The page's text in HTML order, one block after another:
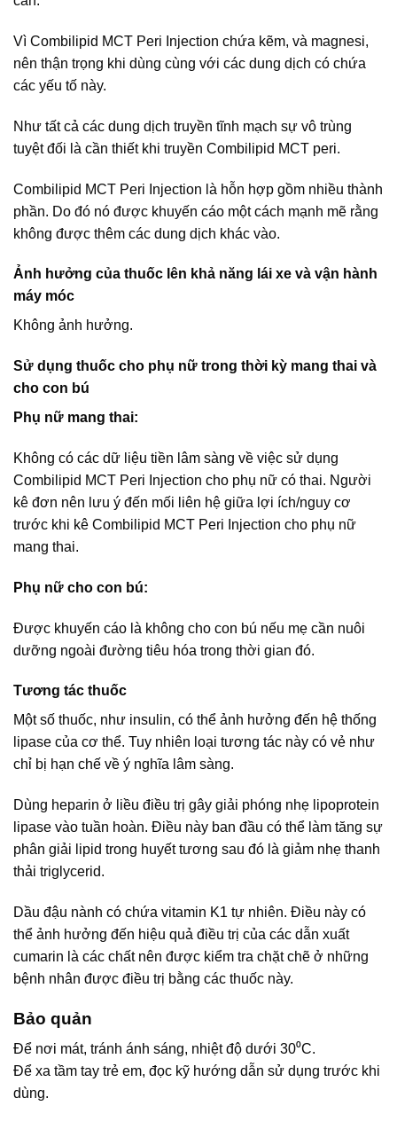
Vì Combilipid MCT Peri Injection chứa kẽm, và magnesi,
nên thận trọng khi dùng cùng với các dung dịch có chứa
các yếu tố này.
Như tất cả các dung dịch truyền tĩnh mạch sự vô trùng
tuyệt đối là cần thiết khi truyền Combilipid MCT peri.
Combilipid MCT Peri Injection là hỗn hợp gồm nhiều thành
phần. Do đó nó được khuyến cáo một cách mạnh mẽ rằng
không được thêm các dung dịch khác vào.
Ảnh hưởng của thuốc lên khả năng lái xe và vận hành
máy móc
Không ảnh hưởng.
Sử dụng thuốc cho phụ nữ trong thời kỳ mang thai và
cho con bú
Phụ nữ mang thai:
Không có các dữ liệu tiền lâm sàng về việc sử dụng
Combilipid MCT Peri Injection cho phụ nữ có thai. Người
kê đơn nên lưu ý đến mối liên hệ giữa lợi ích/nguy cơ
trước khi kê Combilipid MCT Peri Injection cho phụ nữ
mang thai.
Phụ nữ cho con bú:
Được khuyến cáo là không cho con bú nếu mẹ cần nuôi
dưỡng ngoài đường tiêu hóa trong thời gian đó.
Tương tác thuốc
Một số thuốc, như insulin, có thể ảnh hưởng đến hệ thống
lipase của cơ thể. Tuy nhiên loại tương tác này có vẻ như
chỉ bị hạn chế về ý nghĩa lâm sàng.
Dùng heparin ở liều điều trị gây giải phóng nhẹ lipoprotein
lipase vào tuần hoàn. Điều này ban đầu có thể làm tăng sự
phân giải lipid trong huyết tương sau đó là giảm nhẹ thanh
thải triglycerid.
Dầu đậu nành có chứa vitamin K1 tự nhiên. Điều này có
thể ảnh hưởng đến hiệu quả điều trị của các dẫn xuất
cumarin là các chất nên được kiểm tra chặt chẽ ở những
bệnh nhân được điều trị bằng các thuốc này.
Bảo quản
Để nơi mát, tránh ánh sáng, nhiệt độ dưới 30⁰C.
Để xa tầm tay trẻ em, đọc kỹ hướng dẫn sử dụng trước khi
dùng.